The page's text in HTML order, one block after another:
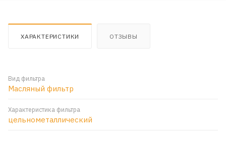
ХАРАКТЕРИСТИКИ ОТЗЫВЫ
Вид фильтра
Масляный фильтр
Характеристика фильтра
цельнометаллический